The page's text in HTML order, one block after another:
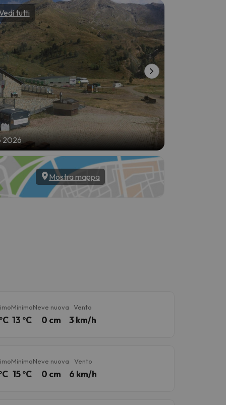
tutti
2026
Mostra mappa
Minimo
13 ºC
Neve nuova
0 cm
Vento
3 km/h
Minimo
15 ºC
Neve nuova
0 cm
Vento
6 km/h